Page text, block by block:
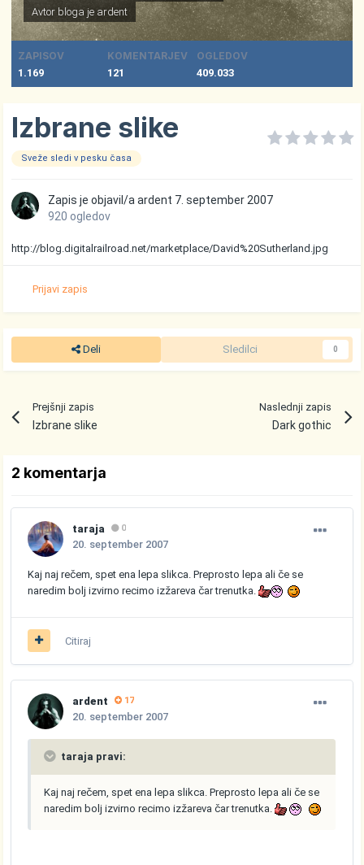
Avtor bloga je ardent
ZAPISOV
1.169
KOMENTARJEV
121
OGLEDOV
409.033
Izbrane slike
Sveže sledi v pesku časa
Zapis je objavil/aardent 7. september 2007
920 ogledov
http://blog.digitalrailroad.net/marketplace/David%20Sutherland.jpg
Prijavi zapis
Deli Sledilci 0
Prejšnji zapis
Izbrane slike
Naslednji zapis
Dark gothic
2 komentarja
taraja 0
20. september 2007
Kaj naj rečem, spet ena lepa slikca. Preprosto lepa ali če se
naredim bolj izvirno recimo izžareva čar trenutka.
Citiraj
ardent 17
20. september 2007
taraja pravi:
Kaj naj rečem, spet ena lepa slikca. Preprosto lepa ali če se
naredim bolj izvirno recimo izžareva čar trenutka.